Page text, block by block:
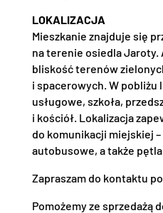
LOKALIZACJA
Mieszkanie znajduje się
na terenie osiedla Jaroty.
bliskość terenów
i spacerowych. W
usługowe, szkoła,
i kościół. Lokalizacja
do komunikacji miejskiej
autobusowe, a także
Zapraszam do kontaktu
Pomożemy ze sprzedażą